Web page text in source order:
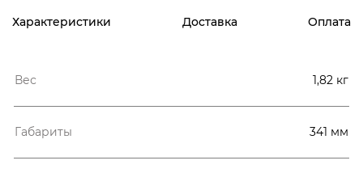
Характеристики Доставка Оплата
Вес 1,82 кг
Габариты 341 мм